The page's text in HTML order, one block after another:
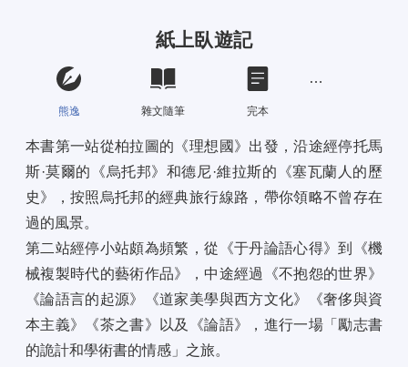
紙上臥遊記
熊逸 雜文隨筆 完本
本書第一站從柏拉圖的《理想國》出發，沿途經停托馬
斯·莫爾的《烏托邦》和德尼·維拉斯的《塞瓦蘭人的歷
史》，按照烏托邦的經典旅行線路，帶你領略不曾存在
過的風景。
第二站經停小站頗為頻繁，從《于丹論語心得》到《機
械複製時代的藝術作品》，中途經過《不抱怨的世界》
《論語言的起源》《道家美學與西方文化》《奢侈與資
本主義》《茶之書》以及《論語》，進行一場「勵志書
的詭計和學術書的情感」之旅。